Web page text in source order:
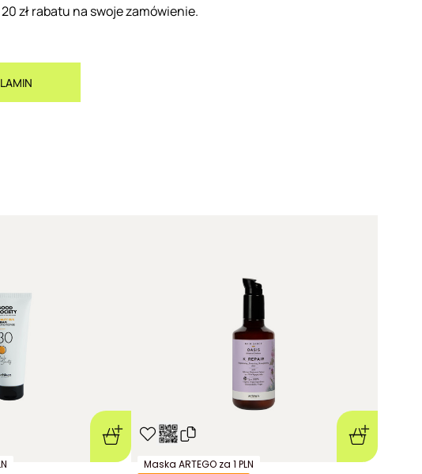
zł rabatu na swoje zamówienie.
Maska ARTEGO za 1 PLN